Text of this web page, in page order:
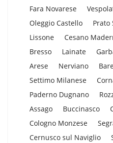
Fara Novarese
Oleggio Castello
Prato
Lissone
Cesano
Bresso
Lainate
Arese
Nerviano
Settimo Milanese
Paderno Dugnano
Assago
Buccinasco
Cologno Monzese
Cernusco sul Naviglio